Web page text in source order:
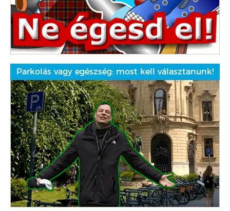
Parkolás vagy egészség: most kell választanunk!